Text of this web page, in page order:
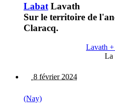
Labat Lavath
Sur le territoire de
Claracq.
Lavath +
La
8 février 2024
(Nay)